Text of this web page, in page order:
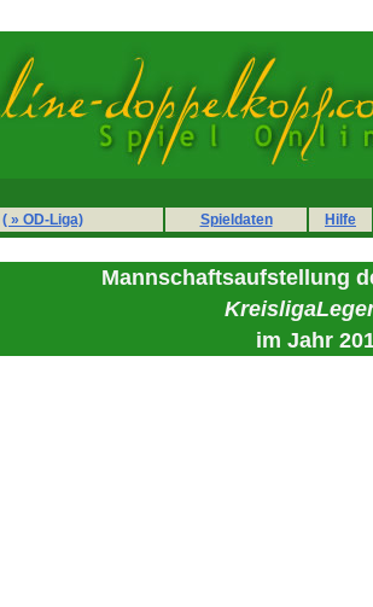
( » OD-Liga) Spieldaten Hilfe
Mannschaftsaufstellung
im Jahr